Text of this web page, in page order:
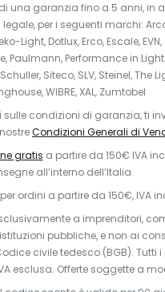
una garanzia fino a 5 anni, in
per i seguenti marchi:
Light, Dotlux, Erco, Escale,
Paulmann, Performance in
Siteco, SLV, Steinel, The
WIBRE, XAL, Zumtobel
sulle condizioni di garanzia, ti
Condizioni Generali di
gratis a partire da 150€ IVA
all’interno dell’Italia.
ordini a partire da 150€, IVA
a imprenditori,
pubbliche, e non ai
civile tedesco (BGB). Tutti i
esclusa. Offerte soggette a